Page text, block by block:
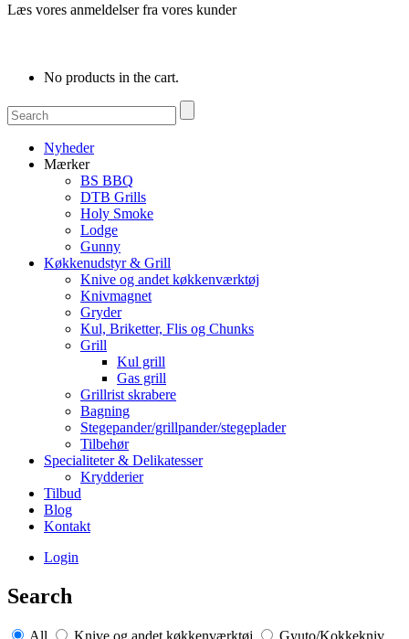
Læs vores anmeldelser fra vores kunder
No products in the cart.
Nyheder
Mærker
BS BBQ
DTB Grills
Holy Smoke
Lodge
Gunny
Køkkenudstyr & Grill
Knive og andet køkkenværktøj
Knivmagnet
Gryder
Kul, Briketter, Flis og Chunks
Grill
Kul grill
Gas grill
Grillrist skrabere
Bagning
Stegepander/grillpander/stegeplader
Tilbehør
Specialiteter & Delikatesser
Krydderier
Tilbud
Blog
Kontakt
Login
Search